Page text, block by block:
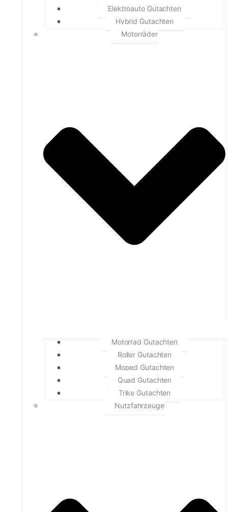
Elektroauto Gutachten
Hybrid Gutachten
Motorräder
Motorrad Gutachten
Roller Gutachten
Moped Gutachten
Quad Gutachten
Trike Gutachten
Nutzfahrzeuge